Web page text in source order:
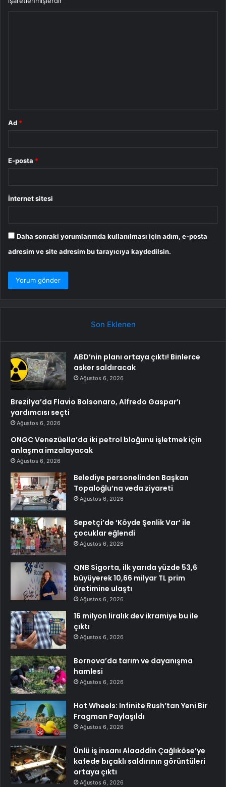
Ad *
E-posta *
İnternet sitesi
Daha sonraki yorumlarımda kullanılması için adım, e-posta
adresim ve site adresim bu tarayıcıya kaydedilsin.
Son Eklenen
ABD’nin planı ortaya çıktı! Binlerce
asker saldıracak
Ağustos 6, 2026
Brezilya’da Flavio Bolsonaro, Alfredo Gaspar’ı
yardımcısı seçti
Ağustos 6, 2026
ONGC Venezüella’da iki petrol bloğunu işletmek için
anlaşma imzalayacak
Ağustos 6, 2026
Belediye personelinden Başkan
Topaloğlu’na veda ziyareti
Ağustos 6, 2026
Sepetçi’de ‘Köyde Şenlik Var’ ile
çocuklar eğlendi
Ağustos 6, 2026
QNB Sigorta, ilk yarıda yüzde 53,6
büyüyerek 10,66 milyar TL prim
üretimine ulaştı
Ağustos 6, 2026
16 milyon liralık dev ikramiye bu ile
çıktı
Ağustos 6, 2026
Bornova’da tarım ve dayanışma
hamlesi
Ağustos 6, 2026
Hot Wheels: Infinite Rush’tan Yeni Bir
Fragman Paylaşıldı
Ağustos 6, 2026
Ünlü iş insanı Alaaddin Çağlıköse’ye
kafede bıçaklı saldırının görüntüleri
ortaya çıktı
Ağustos 6, 2026